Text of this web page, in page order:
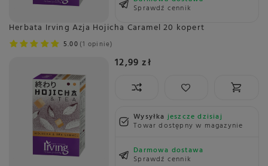
Sprawdź cennik
Herbata Irving Azja Hojicha Caramel 20 kopert
5.00 1 opinie
12,99 zł
Wysyłkajeszcze dzisiaj
Towar dostępny w magazynie
Darmowa dostawa
Sprawdź cennik